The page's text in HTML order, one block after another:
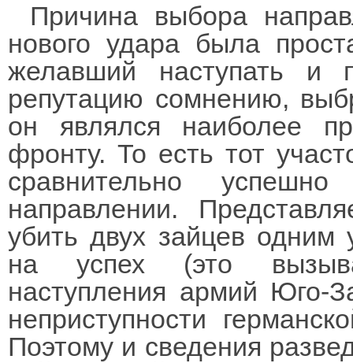
Причина выбора
нового удара была
желавший наступать и
репутацию сомнению,
он являлся наиболее
фронту. То есть тот
сравнительно
направлении.
убить двух зайцев
на успех (это
наступления армий Юго-
неприступности
Поэтому и сведения